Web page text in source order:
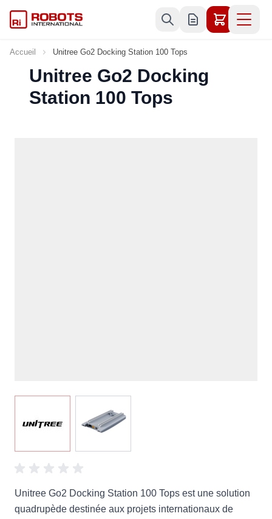
Accueil Unitree Go2 Docking Station 100 Tops
Unitree Go2 Docking
Station 100 Tops
Unitree Go2 Docking Station 100 Tops est une solution
quadrupède destinée aux projets internationaux de